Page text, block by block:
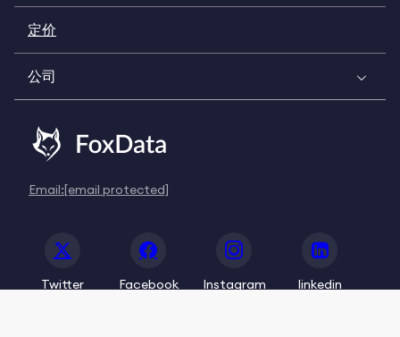
定价
公司
Email:[email protected]
Twitter Facebook Instagram linkedin